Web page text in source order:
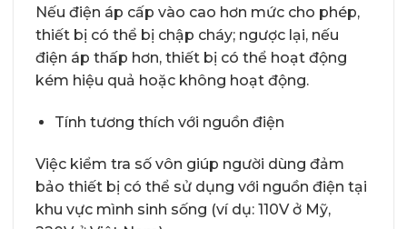
Nếu điện áp cấp vào cao hơn mức cho phép,
thiết bị có thể bị chập cháy; ngược lại, nếu
điện áp thấp hơn, thiết bị có thể hoạt động
kém hiệu quả hoặc không hoạt động.
Tính tương thích với nguồn điện
Việc kiểm tra số vôn giúp người dùng đảm
bảo thiết bị có thể sử dụng với nguồn điện tại
khu vực mình sinh sống (ví dụ: 110V ở Mỹ,